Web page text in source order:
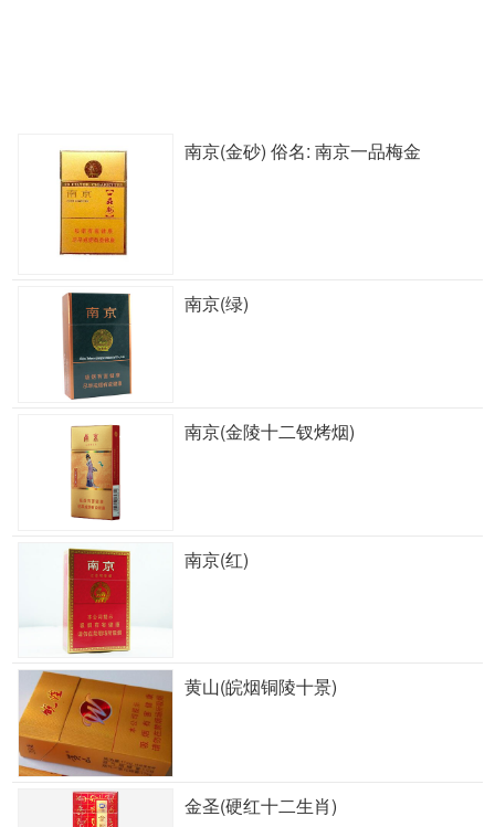
南京(金砂) 俗名: 南京一品梅金
南京(绿)
南京(金陵十二钗烤烟)
南京(红)
黄山(皖烟铜陵十景)
金圣(硬红十二生肖)